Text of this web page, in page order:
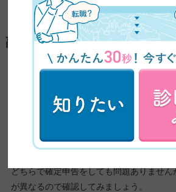
副業における確定申告のルール
途中で確定申告についてお伝えしましたが
確定申告は青色申告と白色申告の2種類が
どちらで確定申告をしても問題ありませ
が異なるので確認してみましょう。